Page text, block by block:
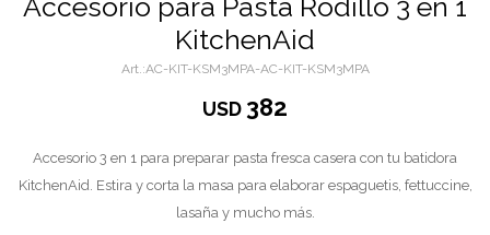
Accesorio para Pasta Rodillo 3 en 1
KitchenAid
AC-KIT-KSM3MPA-AC-KIT-KSM3MPA
USD 382
Accesorio 3 en 1 para preparar pasta fresca casera con tu batidora
KitchenAid. Estira y corta la masa para elaborar espaguetis, fettuccine,
lasaña y mucho más.